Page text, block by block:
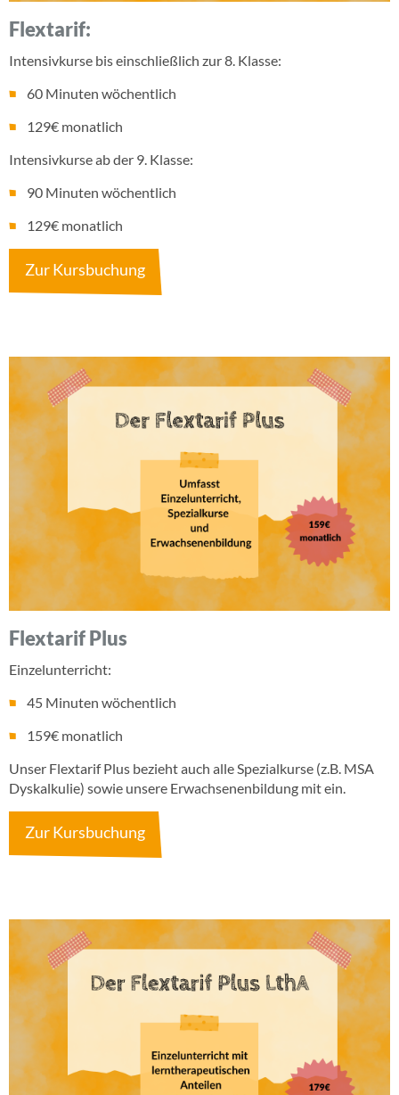
Flextarif:
Intensivkurse bis einschließlich zur 8. Klasse:
60 Minuten wöchentlich
129€ monatlich
Intensivkurse ab der 9. Klasse:
90 Minuten wöchentlich
129€ monatlich
Zur Kursbuchung
Flextarif Plus
Einzelunterricht:
45 Minuten wöchentlich
159€ monatlich
Unser Flextarif Plus bezieht auch alle Spezialkurse (z.B. MSA
Dyskalkulie) sowie unsere Erwachsenenbildung mit ein.
Zur Kursbuchung